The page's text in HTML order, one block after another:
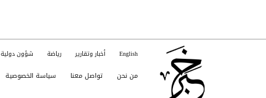
English أخبار وتقارير رياضة شؤون دولية
من نحن تواصل معنا
سياسة الخصوصية